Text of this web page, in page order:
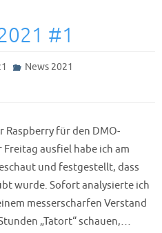
#1
News 2021
Raspberry für den DMO-
ausfiel habe ich am
und festgestellt, dass
wurde. Sofort analysierte ich
messerscharfen Verstand
„Tatort“ schauen,…